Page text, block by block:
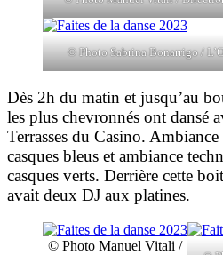
© Photo Sabrina Bonarrigo /
Dès 2h du matin et jusqu’au
les plus chevronnés ont dansé
Terrasses du Casino.
casques bleus et ambiance
casques verts. Derrière cette
avait deux DJ aux platines.
© Photo Manuel Vitali /